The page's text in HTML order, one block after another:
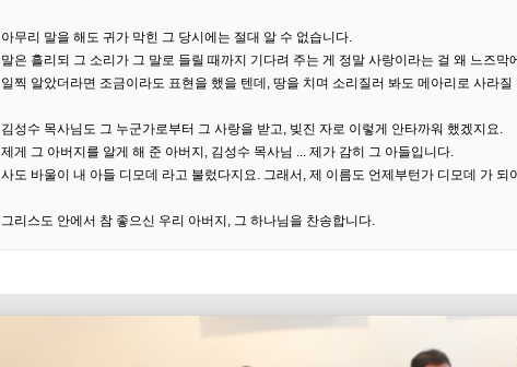
아무리 말을 해도 귀가 막힌 그 당시에는 절대 알 수 없습니다.
말은 흘리되 그 소리가 그 말로 들릴 때까지 기다려 주는 게 정말 사랑이라는 걸 왜 느즈막
일찍 알았더라면 조금이라도 표현을 했을 텐데, 땅을 치며 소리질러 봐도 메아리로 사라질
김성수 목사님도 그 누군가로부터 그 사랑을 받고, 빚진 자로 이렇게 안타까워 했겠지요.
제게 그 아버지를 알게 해 준 아버지, 김성수 목사님 ... 제가 감히 그 아들입니다.
사도 바울이 내 아들 디모데 라고 불렀다지요. 그래서, 제 이름도 언제부턴가 디모데 가 되
그리스도 안에서 참 좋으신 우리 아버지, 그 하나님을 찬송합니다.